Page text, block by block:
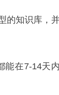
的知识库，
在7-14天